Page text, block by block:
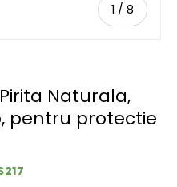
1 / de
8
Naturala,
pentru protectie